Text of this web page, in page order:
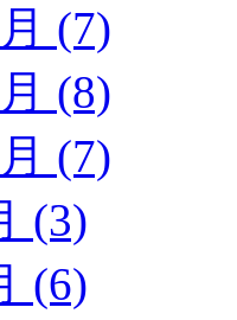
(7)
(8)
(7)
(3)
(6)